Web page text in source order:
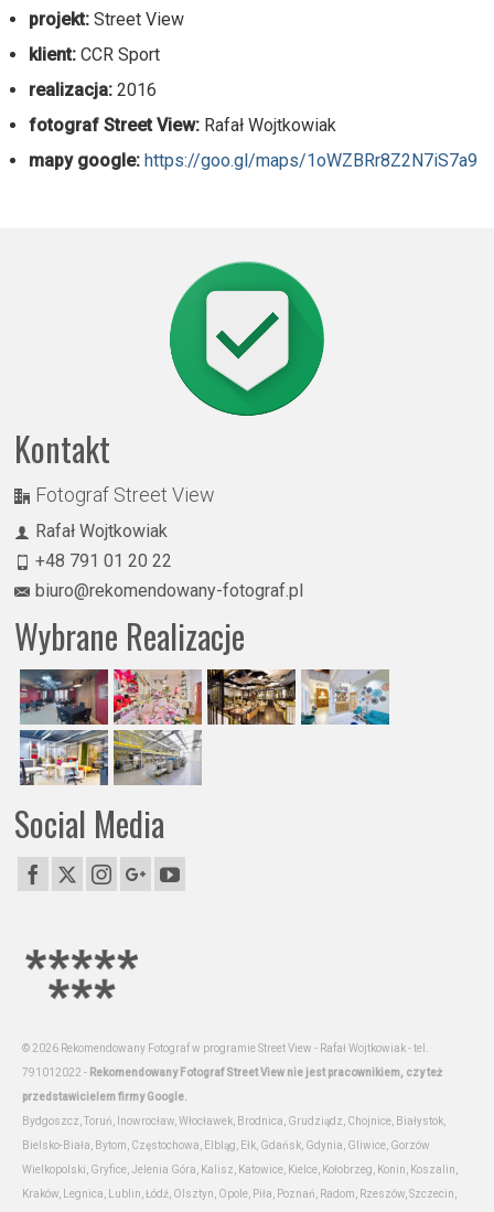
projekt: Street View
klient: CCR Sport
realizacja: 2016
fotograf Street View: Rafał Wojtkowiak
mapy google: https://goo.gl/maps/1oWZBRr8Z2N7iS7a9
Kontakt
Fotograf Street View
Rafał Wojtkowiak
+48 791 01 20 22
biuro@rekomendowany-fotograf.pl
Wybrane Realizacje
Social Media
© 2026 Rekomendowany Fotograf w programie Street View - Rafał Wojtkowiak - tel.
791012022 - Rekomendowany Fotograf Street View nie jest pracownikiem, czy też
przedstawicielem firmy Google.
Bydgoszcz, Toruń, Inowrocław, Włocławek, Brodnica, Grudziądz, Chojnice, Białystok,
Bielsko-Biała, Bytom, Częstochowa, Elbląg, Ełk, Gdańsk, Gdynia, Gliwice, Gorzów
Wielkopolski, Gryfice, Jelenia Góra, Kalisz, Katowice, Kielce, Kołobrzeg, Konin, Koszalin,
Kraków, Legnica, Lublin, Łódź, Olsztyn, Opole, Piła, Poznań, Radom, Rzeszów, Szczecin,